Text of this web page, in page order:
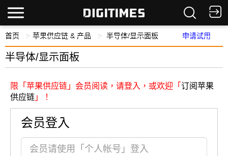
首页 苹果供应链 & 产品 半导体/显示面板 申请试用
半导体/显示面板
限「苹果供应链」会员阅读，请登入，或欢迎「 订阅苹果
供应链 」！
会员登入